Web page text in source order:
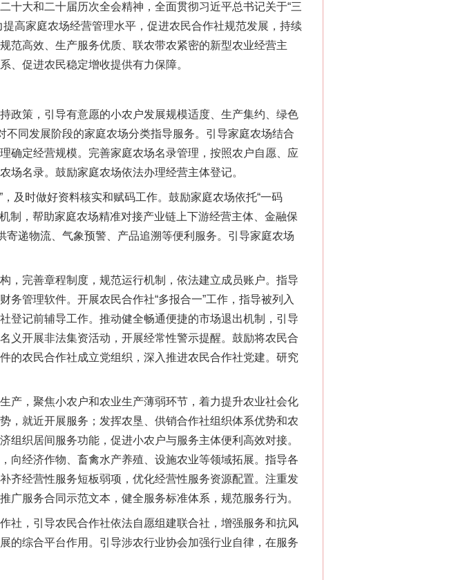
大和二十届历次全会精神，全面贯彻习近平总书记关于“三
高家庭农场经营管理水平，促进农民合作社规范发展，持续
范高效、生产服务优质、联农带农紧密的新型农业经营主
、促进农民稳定增收提供有力保障。
策，引导有意愿的小农户发展规模适度、生产集约、绿色
不同发展阶段的家庭农场分类指导服务。引导家庭农场结合
确定经营规模。完善家庭农场名录管理，按照农户自愿、应
场名录。鼓励家庭农场依法办理经营主体登记。
及时做好资料核实和赋码工作。鼓励家庭农场依托“一码
制，帮助家庭农场精准对接产业链上下游经营主体、金融保
寄递物流、气象预警、产品追溯等便利服务。引导家庭农场
完善章程制度，规范运行机制，依法建立成员账户。指导
管理软件。开展农民合作社“多报合一”工作，指导被列入
登记前辅导工作。推动健全畅通便捷的市场退出机制，引导
义开展非法集资活动，开展经常性警示提醒。鼓励将农民合
的农民合作社成立党组织，深入推进农民合作社党建。研究
，聚焦小农户和农业生产薄弱环节，着力提升农业社会化
，就近开展服务；发挥农垦、供销合作社组织体系优势和农
织居间服务功能，促进小农户与服务主体便利高效对接。
向经济作物、畜禽水产养殖、设施农业等领域拓展。指导各
齐经营性服务短板弱项，优化经营性服务资源配置。注重发
服务合同示范文本，健全服务标准体系，规范服务行为。
，引导农民合作社依法自愿组建联合社，增强服务和抗风
的综合平台作用。引导涉农行业协会加强行业自律，在服务